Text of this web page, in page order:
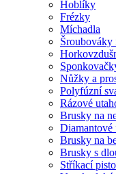
Hoblíky
Frézky
Míchadla
Šroubováky
Nůžky a
Polyfúzní
Rázové
Brusky na
Diamantové
Brusky na
Brusky s
Stříkací